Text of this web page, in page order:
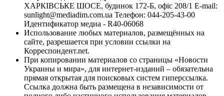
ХАРКІВСЬКЕ ШОСЕ, будинок 172-Б, офіс 208/1 E-mail:
sunlight@mediadim.com.ua Телефон: 044-205-43-00
Идентификатор медиа - R40-06068
Использование любых материалов, размещённых на
сайте, разрешается при условии ссылки на
Корреспондент.net.
При копировании материалов со страницы «Новости
Украины и мира», для интернет-изданий – обязательна
прямая открытая для поисковых систем гиперссылка.
Ссылка должна быть размещена в независимости от